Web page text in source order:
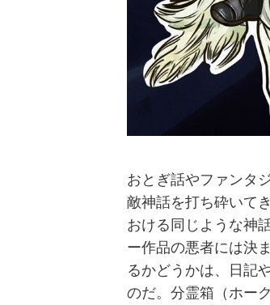
おとぎ話やファンタ
敵神話を打ち砕いて
おける同じような神
ー作品の悪者には決
るかどうかは、日記
のだ。分霊箱（ホー